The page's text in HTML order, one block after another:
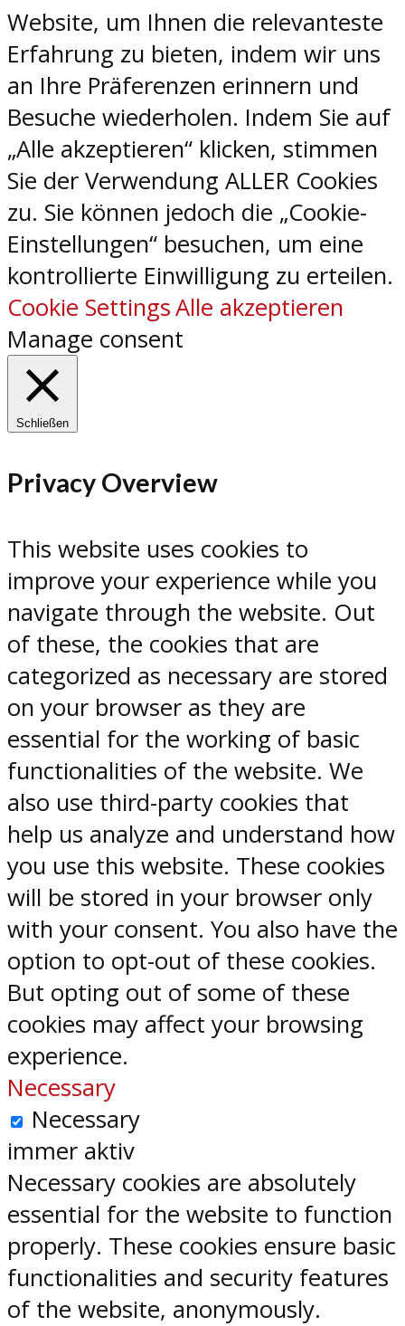
Website, um Ihnen die relevanteste
Erfahrung zu bieten, indem wir uns
an Ihre Präferenzen erinnern und
Besuche wiederholen. Indem Sie auf
„Alle akzeptieren“ klicken, stimmen
Sie der Verwendung ALLER Cookies
zu. Sie können jedoch die „Cookie-
Einstellungen“ besuchen, um eine
kontrollierte Einwilligung zu erteilen.
Cookie SettingsAlle akzeptieren
Manage consent
Schließen
Privacy Overview
This website uses cookies to
improve your experience while you
navigate through the website. Out
of these, the cookies that are
categorized as necessary are stored
on your browser as they are
essential for the working of basic
functionalities of the website. We
also use third-party cookies that
help us analyze and understand how
you use this website. These cookies
will be stored in your browser only
with your consent. You also have the
option to opt-out of these cookies.
But opting out of some of these
cookies may affect your browsing
experience.
Necessary
Necessary
immer aktiv
Necessary cookies are absolutely
essential for the website to function
properly. These cookies ensure basic
functionalities and security features
of the website, anonymously.